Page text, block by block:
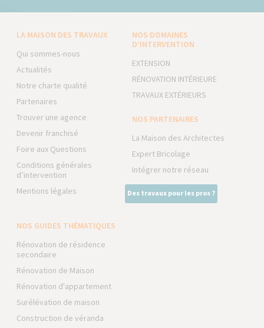
LA MAISON DES TRAVAUX
Qui sommes-nous
Actualités
Notre charte qualité
Partenaires
Trouver une agence
Devenir franchisé
Foire aux Questions
Conditions générales
d’intervention
Mentions légales
NOS DOMAINES
D’INTERVENTION
EXTENSION
RÉNOVATION INTÉRIEURE
TRAVAUX EXTÉRIEURS
NOS PARTENAIRES
La Maison des Architectes
Expert Bricolage
Intégrer notre réseau
Des travaux pour les pros ?
NOS GUIDES THÉMATIQUES
Rénovation de résidence
secondaire
Rénovation de Maison
Rénovation d'appartement
Surélévation de maison
Construction de véranda